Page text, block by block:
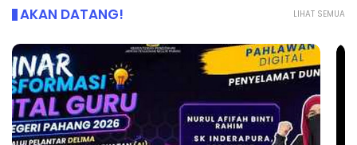
LIHAT SEMUA
AKAN DATANG!